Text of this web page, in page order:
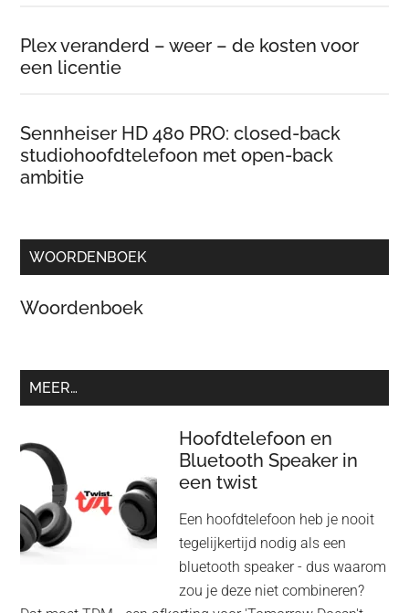
Plex veranderd – weer – de kosten voor
een licentie
Sennheiser HD 480 PRO: closed-back
studiohoofdtelefoon met open-back
ambitie
WOORDENBOEK
Woordenboek
MEER…
Hoofdtelefoon en
Bluetooth Speaker in
een twist
Een hoofdtelefoon heb je nooit
tegelijkertijd nodig als een
bluetooth speaker - dus waarom
zou je deze niet combineren?